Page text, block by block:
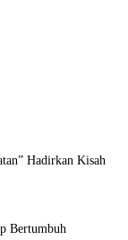
Hadirkan Kisah
Bertumbuh